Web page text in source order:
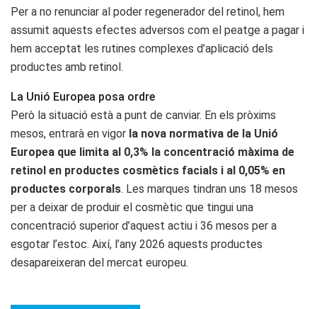
Per a no renunciar al poder regenerador del retinol, hem
assumit aquests efectes adversos com el peatge a pagar i
hem acceptat les rutines complexes d’aplicació dels
productes amb retinol.
La Unió Europea posa ordre
Però la situació està a punt de canviar. En els pròxims
mesos, entrarà en vigor la nova normativa de la Unió
Europea que limita al 0,3% la concentració màxima de
retinol en productes cosmètics facials i al 0,05% en
productes corporals. Les marques tindran uns 18 mesos
per a deixar de produir el cosmètic que tingui una
concentració superior d’aquest actiu i 36 mesos per a
esgotar l’estoc. Així, l’any 2026 aquests productes
desapareixeran del mercat europeu.